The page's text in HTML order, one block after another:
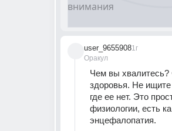
user_9655908
Оракул
1г
Чем вы хвалитесь?
здоровья. Не
где ее нет. Это
физиологии, есть
энцефалопатия.